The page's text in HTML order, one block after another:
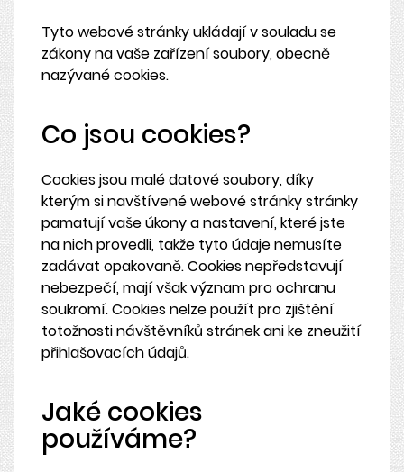
Tyto webové stránky ukládají v souladu se
zákony na vaše zařízení soubory, obecně
nazývané cookies.
Co jsou cookies?
Cookies jsou malé datové soubory, díky
kterým si navštívené webové stránky stránky
pamatují vaše úkony a nastavení, které jste
na nich provedli, takže tyto údaje nemusíte
zadávat opakovaně. Cookies nepředstavují
nebezpečí, mají však význam pro ochranu
soukromí. Cookies nelze použít pro zjištění
totožnosti návštěvníků stránek ani ke zneužití
přihlašovacích údajů.
Jaké cookies
používáme?